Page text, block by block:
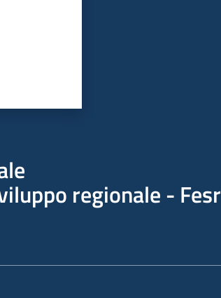
regionale - Fesr